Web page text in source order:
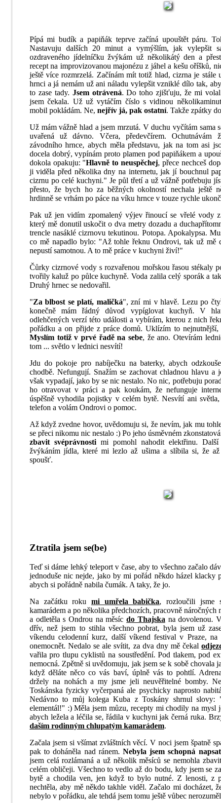
Pípá mi budík a papiňák teprve začíná upouštět páru.
Nastavuju dalších 20 minut a vymýšlím, jak vylepšit
ozdraveného jídelníčku žvýkám už několikátý den a
recept na improvizovanou majonézu z jáhel a kešu oříšků,
ještě více rozmrzelá. Začínám mít totiž hlad, cizrna je stále
hrnci a já nemám už ani náladu vylepšit vzniklé dílo tak,
to zase tady. Jsem otrávená. Do toho zjišťuju, že mi
jsem čekala. Už už vytáčím číslo s vidinou
mobil pokládám. Ne, nejřív já, pak ostatní. Takže zpátky
Už mám vážně hlad a jsem mrzutá. V duchu vyčítám sama
uvařená už dávno. Včera, předevčírem. Ochutnávám
závodního hrnce, abych měla představu, jak na tom asi
docela dobrý, vypínám proto plamen pod papiňákem a
dokola opakuju: "Hlavně to neuspěchej, přece nechceš
ji viděla před několika dny na internetu, jak jí bouchnul
cizrnu po celé kuchyni." Je půl třetí a už vážně potřebuju
přesto, že bych ho za běžných okolností nechala ještě
hrdinně se vrhám po páce na víku hrnce v touze rychle
Pak už jen vidím zpomalený výjev řinoucí se vřelé vody
který mě donutil uskočit o dva metry dozadu a
trencle nasáklé cizrnovu tekutinou. Potopa. Apokalypsa.
co mě napadlo bylo: "Až tohle řeknu Ondrovi, tak už mě
nepustí samotnou. A to mě práce v kuchyni živí!"
Čůrky cizrnové vody s rozvařenou mořskou řasou stékaly
tvořily kaluž po půlce kuchyně. Voda zalila celý sporák a
Druhý hrnec se nedovařil.
"Za blbost se platí, maličká", zní mi v hlavě. Lezu po
konečně mám řádný důvod vypíglovat kuchyň. V
odlehčených verzí této události a vybírám, kterou z nich
pořádku a on přijde z práce domů. Uklízím to nejnutnější,
Myslím totiž v prvé řadě na sebe, že ano. Otevírám
tom ... světlo v lednici nesvítí!
Jdu do pokoje pro nabíječku na baterky, abych
chodbě. Nefungují. Snažím se zachovat chladnou hlavu a
však vypadají, jako by se nic nestalo. No nic, potřebuju
ho otravovat v práci a pak koukám, že nefunguje
úspěšně vyhodila pojistky v celém bytě. Nesvítí ani
telefon a volám Ondrovi o pomoc.
Až když zvedne hovor, uvědomuju si, že nevím, jak mu
se přeci nikomu nic nestalo :) Po jeho úsměvném
zbavit svéprávnostimi pomohl nahodit elektřinu. Další
žvýkáním jídla, které mi lezlo až ušima a slíbila si, že
spoušť.
Ztratila jsem se(be)
Teď si dáme lehký teleport v čase, aby to všechno začalo
jednoduše nic nejde, jako by mi pořád někdo házel klacky
abych si pořádně nabila čumák. A taky, že jo.
Na začátku roku mi umřela babička, rozloučili jsme
kamarádem a po několika předchozích, pracovně náročných
a odletěla s Ondrou na měsícdo Thajska na dovolenou.
dřív, než jsem to stihla všechno pobrat, byla jsem už
víkendu celodenní kurz, další víkend festival v Praze, na
onemocnět. Nedalo se ale svítit, za dva dny mě čekal
vařila pro tlupu cyklistů na soustředění. Pod tlakem, pod
nemocná. Zpětně si uvědomuju, jak jsem se k sobě chovala
když děláte něco co vás baví, úplně vás to pohtlí.
držely na nohách a my jsme jeli neuvěřitelné bomby.
Toskánska fyzicky vyčerpaná ale psychicky naprosto
Nedávno to můj kolega Kuba z Toskány shrnul slovy:
elementál!" :) Měla jsem můzu, recepty mi chodily na mysl
abych ležela a léčila se, řádila v kuchyni jak černá ruka.
daším rodinným chlupatým kamarádem.
Začala jsem si všímat zvláštních věcí. V noci jsem špatně
pak to doháněla nad ránem. Nebyla jsem schopná
jsem celá rozlámaná a už několik měsíců se nemohla
celém obličeji. Všechno to vedlo až do bodu, kdy jsem se
bytě a chodila ven, jen když to bylo nutné. Z lenosti, z
nechtěla, aby mě někdo takhle viděl. Začalo mi docházet,
nebylo v pořádku, ale tehdá jsem tomu ještě vůbec